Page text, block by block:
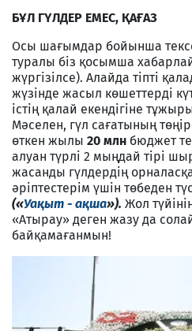
БҰЛ ГҮЛДЕР ЕМЕС, ҚАҒАЗ
Осы шағымдар бойынша
туралы біз қосымша
жүргізілсе). Алайда тіпті
жүзінде жасыл көшеттерді
істің қалай екендігіне
Мәселен, гүл сағатының
өткен жылы 20 млн бюджет
алуан түрлі 2 мыңдай тірі
жасанды гүлдердің
әріптестерім үшін төбеден
(«Уақыт - ақша»). Жол
«Атырау» деген жазу да
байқамағанмын!